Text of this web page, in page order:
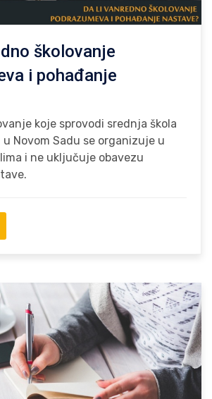
školovanje
i pohađanje
koje sprovodi srednja škola
Novom Sadu se organizuje u
i ne uključuje obavezu